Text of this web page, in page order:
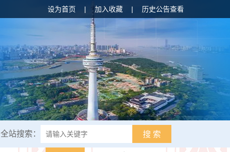
设为首页 | 加入收藏 | 历史公告查看
全站搜索： 搜 索